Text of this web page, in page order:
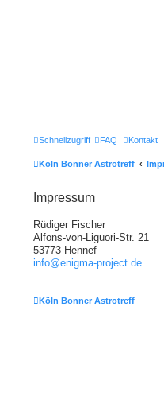
Schnellzugriff FAQ Kontakt
Köln Bonner Astrotreff
Impressum
Rüdiger Fischer
Alfons-von-Liguori-Str. 21
53773 Hennef
info@enigma-project.de
Köln Bonner Astrotreff